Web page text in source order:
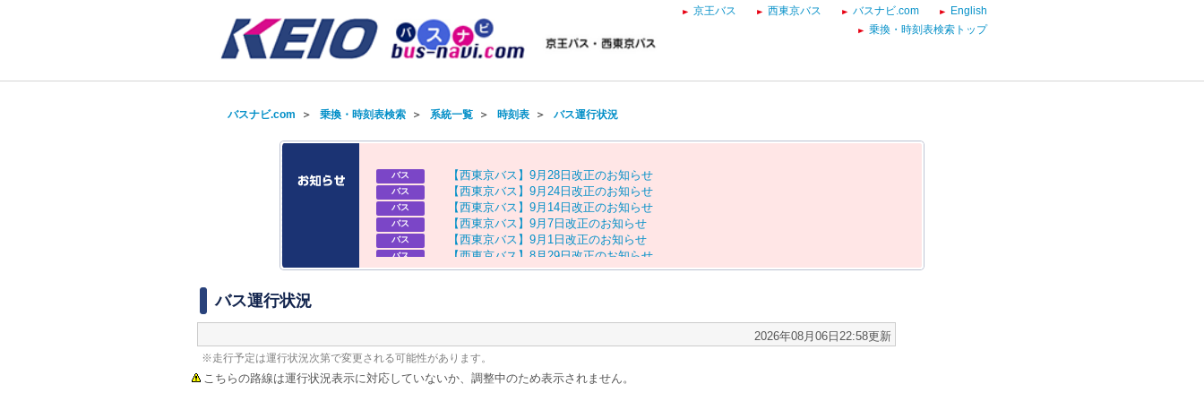
京王バス 西東京バス バスナビ.com
English
乗換・時刻表検索トップ
バスナビ.com ＞ 乗換・時刻表検索＞ 系統一覧＞ 時刻表＞ バス運行状況
バス 【西東京バス 】 9月 28 日 改正のお知 らせ
バス 【西東京バス 】 9月 24 日 改正のお知 らせ
バス 【西東京バス 】 9月 14 日 改正のお知 らせ
バス 【西東京バス 】 9月 7 日 改正のお知 らせ
バス 【西東京バス 】 9月 1 日 改正のお知 らせ
バス 【西東京バス 】 8 月 29日改正のお知 らせ
バス 【京王バス】お盆ダイヤのお知らせ
バス運行状況
2026年08月06日22:58更新
※走行予定は運行状況次第で変更される可能性があります。
こちらの路線は運行状況表示に対応していないか、調整中のため表示されません。